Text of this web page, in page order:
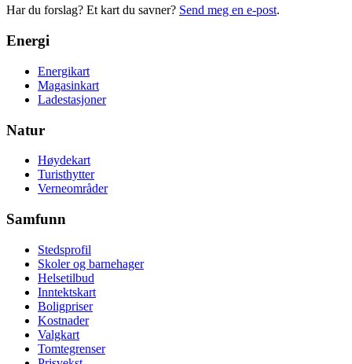
Har du forslag? Et kart du savner? Send meg en e-post.
Energi
Energikart
Magasinkart
Ladestasjoner
Natur
Høydekart
Turisthytter
Verneområder
Samfunn
Stedsprofil
Skoler og barnehager
Helsetilbud
Inntektskart
Boligpriser
Kostnader
Valgkart
Tomtegrenser